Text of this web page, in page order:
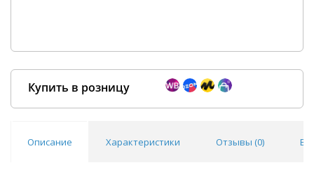
Купить в розницу
Описание Характеристики Отзывы (0)